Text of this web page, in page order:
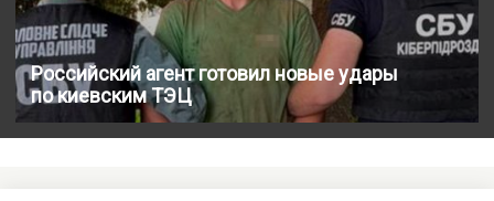
Российский агент готовил новые удары
по киевским ТЭЦ